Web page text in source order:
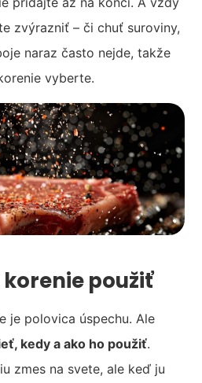
zvýrazniť – či chuť suroviny,
naraz často nejde, takže
vyberte.
použiť
je polovica úspechu. Ale
kedy a ako ho použiť.
zmes na svete, ale keď ju